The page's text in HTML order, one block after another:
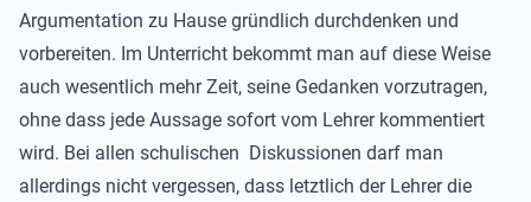
Argumentation zu Hause gründlich durchdenken und
vorbereiten. Im Unterricht bekommt man auf diese Weise
auch wesentlich mehr Zeit, seine Gedanken vorzutragen,
ohne dass jede Aussage sofort vom Lehrer kommentiert
wird. Bei allen schulischen Diskussionen darf man
allerdings nicht vergessen, dass letztlich der Lehrer die